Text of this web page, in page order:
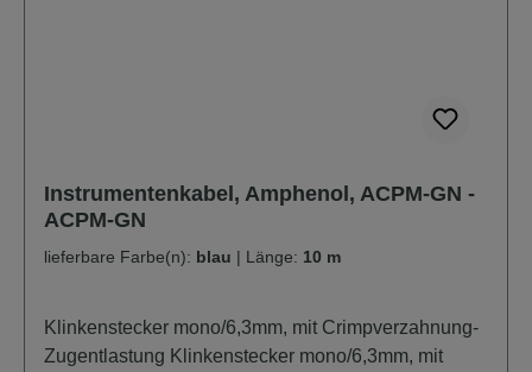
Instrumentenkabel, Amphenol, ACPM-GN -
ACPM-GN
lieferbare Farbe(n): blau | Länge: 10 m
Klinkenstecker mono/6,3mm, mit Crimpverzahnung-
Zugentlastung Klinkenstecker mono/6,3mm, mit